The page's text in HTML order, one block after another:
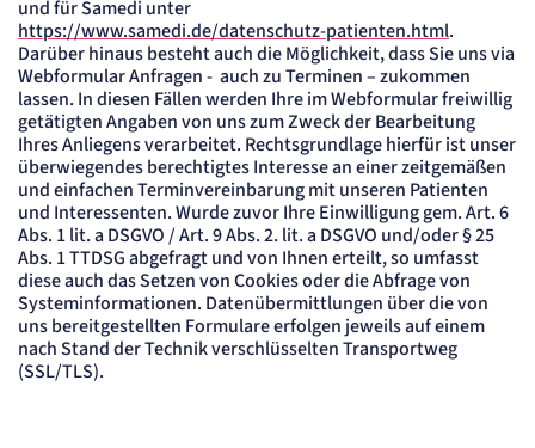
und für Samedi unter
https://www.samedi.de/datenschutz-patienten.html.
Darüber hinaus besteht auch die Möglichkeit, dass Sie uns via
Webformular Anfragen - auch zu Terminen – zukommen
lassen. In diesen Fällen werden Ihre im Webformular freiwillig
getätigten Angaben von uns zum Zweck der Bearbeitung
Ihres Anliegens verarbeitet. Rechtsgrundlage hierfür ist unser
überwiegendes berechtigtes Interesse an einer zeitgemäßen
und einfachen Terminvereinbarung mit unseren Patienten
und Interessenten. Wurde zuvor Ihre Einwilligung gem. Art. 6
Abs. 1 lit. a DSGVO / Art. 9 Abs. 2. lit. a DSGVO und/oder § 25
Abs. 1 TTDSG abgefragt und von Ihnen erteilt, so umfasst
diese auch das Setzen von Cookies oder die Abfrage von
Systeminformationen. Datenübermittlungen über die von
uns bereitgestellten Formulare erfolgen jeweils auf einem
nach Stand der Technik verschlüsselten Transportweg
(SSL/TLS).